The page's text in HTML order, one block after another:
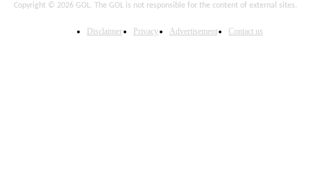
Copyright © 2026 GOL. The GOL is not responsible for the content of external sites.
Disclaimer Privacy Advertisement Contact us